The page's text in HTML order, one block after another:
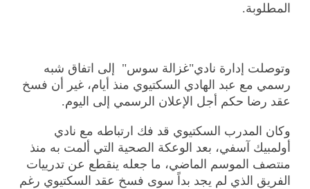
المطلوبة.
وتوصلت إدارة نادي"غزالة سوس" إلى اتفاق شبه
رسمي مع عبد الهادي السكتيوي منذ أيام، غير أن فسخ
عقد رضا حكم أجل الإعلان الرسمي إلى اليوم.
وكان المدرب السكتيوي قد فك ارتباطه مع نادي
أولمبيك آسفي، بعد الوعكة الصحية التي ألمت به منذ
منتصف الموسم الماضي، ما جعله ينقطع عن تدرييات
الفريق الذي لم يجد بداً سوى فسخ عقد السكتيوي رغم